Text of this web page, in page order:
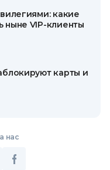
какие
ныне VIP-клиенты
карты и
нас